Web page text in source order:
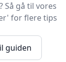
gå til vores
for flere tips
guiden